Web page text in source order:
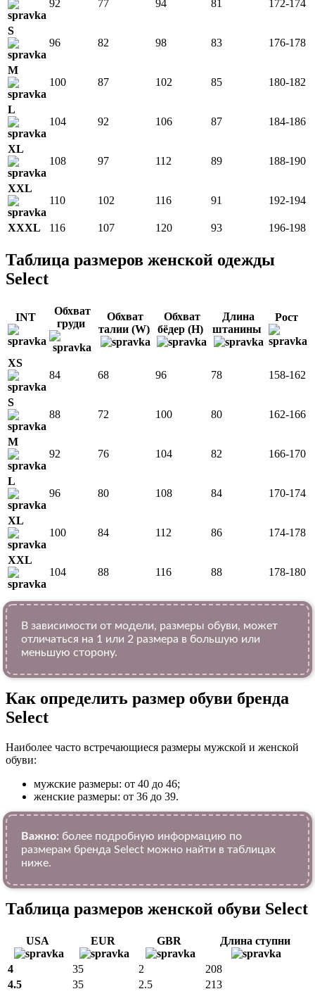
92
77 94 81 172-174
S
96
82 98 83 176-178
M
100
87 102 85 180-182
L
104
92 106 87 184-186
XL
108
97 112 89 188-190
XXL
110
102 116 91 192-194
XXXL 116 107 120 93 196-198
Таблица размеров женской одежды
Select
INT
Обхват
груди
Обхват
талии (W)
Обхват
бёдер (H)
Длина
штанины
Рост
XS
84
68 96 78 158-162
S
88
72 100 80 162-166
M
92
76 104 82 166-170
L
96
80 108 84 170-174
XL
100
84 112 86 174-178
XXL
104
88 116 88 178-180
В зависимости от модели, размеры обуви, может
отличаться на 1 или 2 размера в большую или
меньшую сторону.
Как определить размер обуви брендa
Select
Наиболее часто встречающиеся размеры мужской и женской
обуви:
мужские размеры: от 40 до 46;
женские размеры: от 36 до 39.
Важно: более подробную информацию по
размерам бренда Select можно найти в таблицах
ниже.
Таблица размеров женской обуви Select
USA EUR GBR Длина ступни
4 35 2
208
4.5
35 2.5
213